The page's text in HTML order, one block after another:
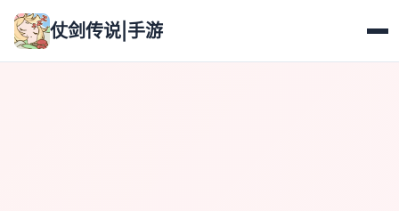
仗剑传说|手游